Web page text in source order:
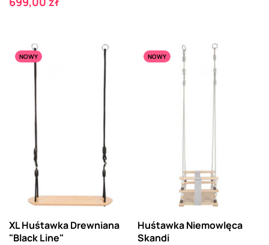
NOWY
XL Huśtawka Drewniana
"Black Line"
NOWY
Huśtawka Niemowlęca
Skandi